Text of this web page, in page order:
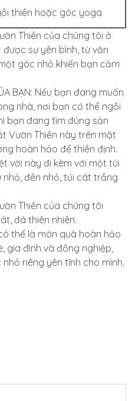
thiền hoặc góc yoga
Thiền của chúng tôi ở
sự yên bình, từ văn
góc nhỏ khiến bạn cảm
BẠN: Nếu bạn đang muốn
nhà, nơi bạn có thể ngồi
bạn đang tìm đúng sản
Vườn Thiền này trên mặt
hoàn hảo để thiền định.
vời này đi kèm với một túi
đền nhỏ, túi cát trắng
Thiền của chúng tôi
đá thiên nhiên.
thể là món quà hoàn hảo
gia đình và đồng nghiệp,
riêng yên tĩnh cho mình.